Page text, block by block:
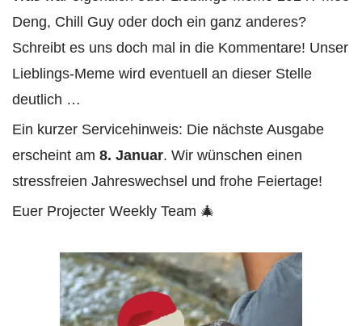
Deng, Chill Guy oder doch ein ganz anderes?
Schreibt es uns doch mal in die Kommentare! Unser
Lieblings-Meme wird eventuell an dieser Stelle
deutlich …
Ein kurzer Servicehinweis: Die nächste Ausgabe
erscheint am 8. Januar. Wir wünschen einen
stressfreien Jahreswechsel und frohe Feiertage!
Euer Projecter Weekly Team 🎄